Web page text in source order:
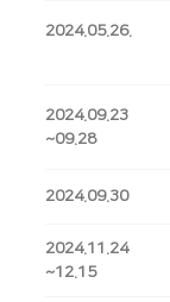
2024.05.26.
2024.09.23
~09.28
2024.09.30
2024.11.24
~12.15